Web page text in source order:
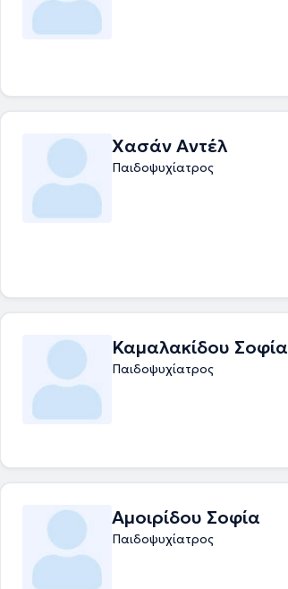
Χασάν Αντέλ
Παιδοψυχίατρος
Καμαλακίδου Σοφία
Παιδοψυχίατρος
Αμοιρίδου Σοφία
Παιδοψυχίατρος